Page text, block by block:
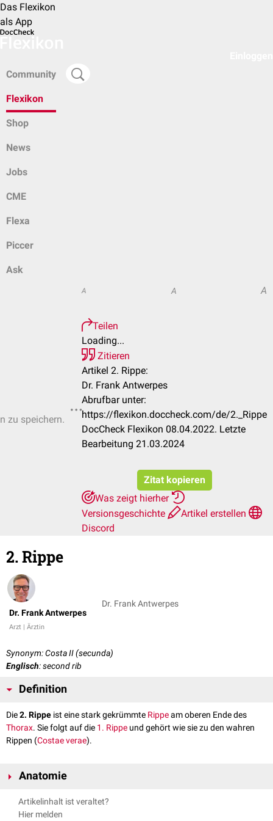
Das Flexikon
als App
Community
Flexikon
Shop
News
Jobs
CME
Flexa
Piccer
Ask
zu speichern.
A A A
Teilen
Loading...
Zitieren
Artikel 2. Rippe:
Dr. Frank Antwerpes
Abrufbar unter:
https://flexikon.doccheck.com/de/2._Rippe
DocCheck Flexikon 08.04.2022. Letzte
Bearbeitung 21.03.2024
Zitat kopieren
Was zeigt hierher
Versionsgeschichte
Artikel erstellen
Discord
2. Rippe
Dr. Frank Antwerpes
Arzt | Ärztin
Dr. Frank Antwerpes
Synonym: Costa II (secunda)
Englisch: second rib
Definition
Die2. Rippe ist eine stark gekrümmte Rippeam oberen Ende des
Thorax. Sie folgt auf die 1. Rippe und gehört wie sie zu den wahren
Rippen (Costae verae).
Anatomie
Die 2. Rippe ist dünner und deutlich länger als die 1.Rippe.
Caput costae
Artikelinhalt ist veraltet?
Hier melden